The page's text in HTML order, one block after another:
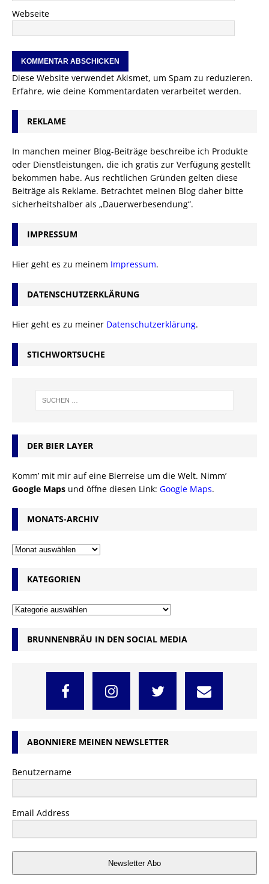
Webseite
Diese Website verwendet Akismet, um Spam zu reduzieren.
Erfahre, wie deine Kommentardaten verarbeitet werden.
REKLAME
In manchen meiner Blog-Beiträge beschreibe ich Produkte
oder Dienstleistungen, die ich gratis zur Verfügung gestellt
bekommen habe. Aus rechtlichen Gründen gelten diese
Beiträge als Reklame. Betrachtet meinen Blog daher bitte
sicherheitshalber als „Dauerwerbesendung“.
IMPRESSUM
Hier geht es zu meinem Impressum.
DATENSCHUTZERKLÄRUNG
Hier geht es zu meiner Datenschutzerklärung.
STICHWORTSUCHE
DER BIER LAYER
Komm’ mit mir auf eine Bierreise um die Welt. Nimm’
Google Maps und öffne diesen Link: Google Maps.
MONATS-ARCHIV
KATEGORIEN
BRUNNENBRÄU IN DEN SOCIAL MEDIA
ABONNIERE MEINEN NEWSLETTER
Benutzername
Email Address
Newsletter Abo